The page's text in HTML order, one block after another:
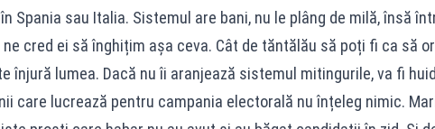
Spania sau Italia. Sistemul are bani, nu le plâng de milă, însă
cred ei să înghițim așa ceva. Cât de tăntălău să poți fi ca să
înjură lumea. Dacă nu îi aranjează sistemul mitingurile, va fi
care lucrează pentru campania electorală nu înțeleg nimic.